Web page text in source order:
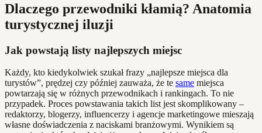
Dlaczego przewodniki kłamią? Anatomia
turystycznej iluzji
Jak powstają listy najlepszych miejsc
Każdy, kto kiedykolwiek szukał frazy „najlepsze miejsca dla
turystów”, prędzej czy później zauważa, że te same miejsca
powtarzają się w różnych przewodnikach i rankingach. To nie
przypadek. Proces powstawania takich list jest skomplikowany –
redaktorzy, blogerzy, influencerzy i agencje marketingowe mieszają
własne doświadczenia z naciskami branżowymi. Wynikiem są